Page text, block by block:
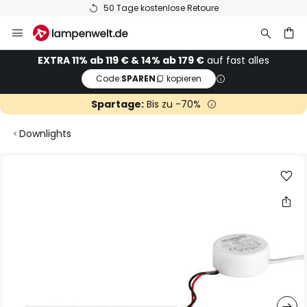
50 Tage kostenlose Retoure
Inhalt
springenEXTRA 11% ab 119 € & 14% ab 179 € auf fast alles
Code:SPAREN kopieren
Spartage:Bis zu -70%
Downlights